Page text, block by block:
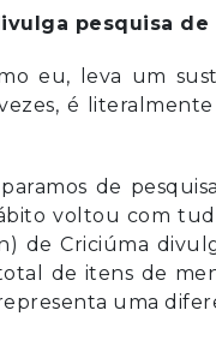
pesquisa
eu, leva um
é
de
voltou com
de Criciúma
de itens de
uma